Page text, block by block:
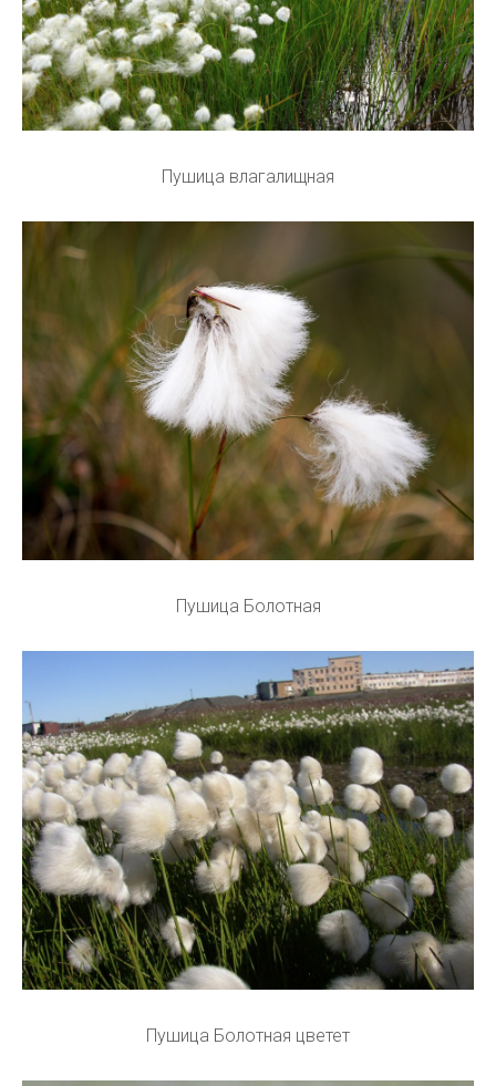
Пушица влагалищная
Пушица Болотная
Пушица Болотная цветет